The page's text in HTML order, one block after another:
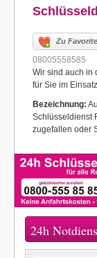
Zu
08005558585
Wir sind auch in
für Sie im Einsatz
Bezeichnung:
Schlüsseldienst
zugefallen oder
24h